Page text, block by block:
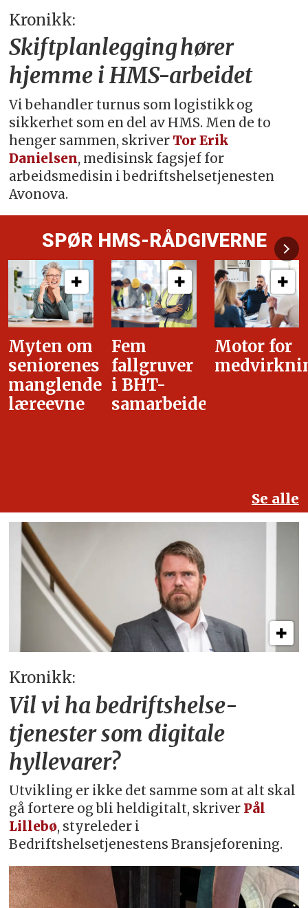
Kronikk:
Skiftplanlegging hører
hjemme i HMS-arbeidet
Vi behandler turnus som logistikk og
sikkerhet som en del av HMS. Men de to
henger sammen, skriver Tor Erik
Danielsen, medisinsk fagsjef for
arbeidsmedisin i bedriftshelsetjenesten
Avonova.
SPØR HMS-RÅDGIVERNE
Fem
fallgruver
i BHT-
samarbeidet
Motor for
medvirkning
i
Se alle
Kronikk:
Vil vi ha bedriftshelse­
tjenester som digitale
hyllevarer?
Utvikling er ikke det samme som at alt skal
gå fortere og bli heldigitalt, skriver Pål
Lillebø, styreleder i
Bedriftshelsetjenestens Bransjeforening.